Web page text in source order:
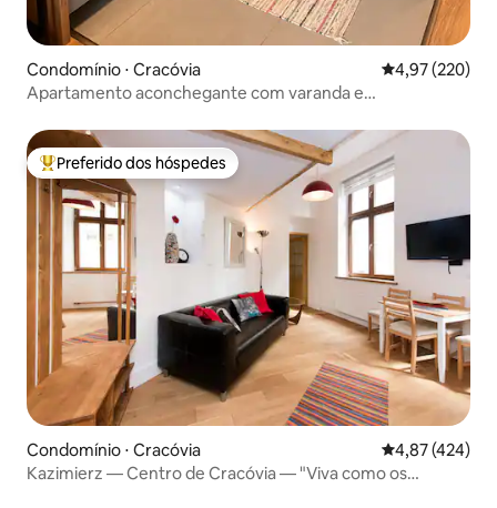
Condomínio ⋅ Cracóvia 4,97 de uma
4,97 (220)
Apartamento aconchegante com varanda e
Entre os melhores preferidos dos hóspedes
Preferido dos hóspedes
Condomínio ⋅ Cracóvia 4,87 de uma
4,87 (424)
Kazimierz — Centro de Cracóvia — "Viva como os